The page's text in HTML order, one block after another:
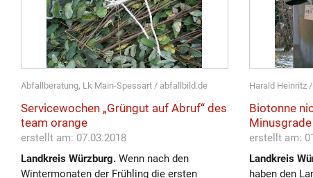
Abfallberatung, Lk Main-Spessart / abfallbild.de
Servicewochen „Grüngut auf Abruf“ des
team orange
erstellt am: 07.03.2018
Landkreis Würzburg. Wenn nach den
Wintermonaten der Frühling die ersten
Harald Heinritz
Biotonne
erstellt am:
Landkreis
haben den